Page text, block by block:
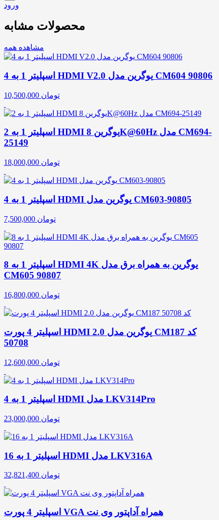
ورود
محصولات مشابه
مشاهده همه
اسپلیتر 1 به 4 HDMI V2.0 یوگرین مدل CM604 90806
10,500,000 تومان
اسپلیتر 1 به 2 HDMI یوگرین 8K@60Hz مدل CM694-
25149
18,000,000 تومان
اسپلیتر 1 به 4 HDMI یوگرین مدل CM603-90805
7,500,000 تومان
اسپلیتر 1 به 8 HDMI 4K یوگرین به همراه برق مدل
CM605 90807
16,800,000 تومان
اسپلیتر 4 پورت HDMI 2.0 یوگرین مدل CM187 کد
50708
12,600,000 تومان
اسپلیتر 1 به 4 HDMI مدل LKV314Pro
23,000,000 تومان
اسپلیتر 1 به 16 HDMI مدل LKV316A
32,821,400 تومان
اسپلیتر 4 پورت VGA همراه آداپتور وی نت